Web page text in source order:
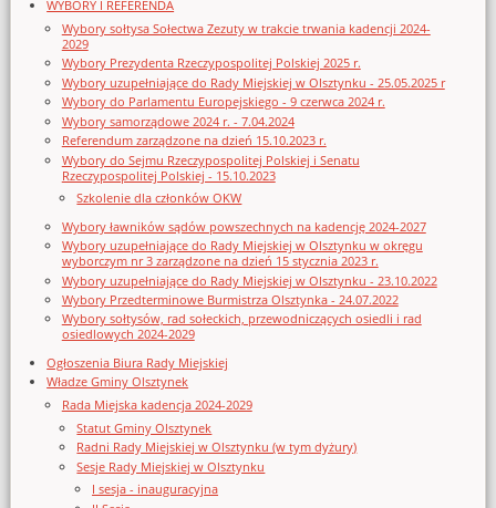
WYBORY I REFERENDA
Wybory sołtysa Sołectwa Zezuty w trakcie trwania kadencji 2024-
2029
Wybory Prezydenta Rzeczypospolitej Polskiej 2025 r.
Wybory uzupełniające do Rady Miejskiej w Olsztynku - 25.05.2025 r
Wybory do Parlamentu Europejskiego - 9 czerwca 2024 r.
Wybory samorządowe 2024 r. - 7.04.2024
Referendum zarządzone na dzień 15.10.2023 r.
Wybory do Sejmu Rzeczypospolitej Polskiej i Senatu
Rzeczypospolitej Polskiej - 15.10.2023
Szkolenie dla członków OKW
Wybory ławników sądów powszechnych na kadencję 2024-2027
Wybory uzupełniające do Rady Miejskiej w Olsztynku w okręgu
wyborczym nr 3 zarządzone na dzień 15 stycznia 2023 r.
Wybory uzupełniające do Rady Miejskiej w Olsztynku - 23.10.2022
Wybory Przedterminowe Burmistrza Olsztynka - 24.07.2022
Wybory sołtysów, rad sołeckich, przewodniczących osiedli i rad
osiedlowych 2024-2029
Ogłoszenia Biura Rady Miejskiej
Władze Gminy Olsztynek
Rada Miejska kadencja 2024-2029
Statut Gminy Olsztynek
Radni Rady Miejskiej w Olsztynku (w tym dyżury)
Sesje Rady Miejskiej w Olsztynku
I sesja - inauguracyjna